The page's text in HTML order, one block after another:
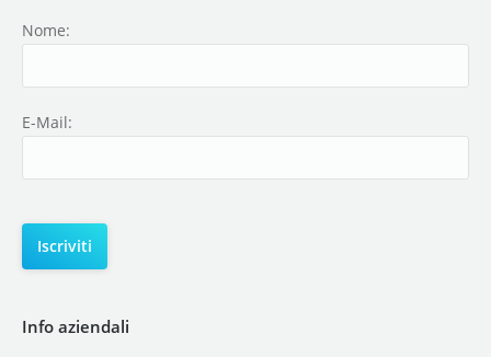
Nome:
E-Mail:
Info aziendali